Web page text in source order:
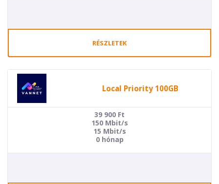
RÉSZLETEK
Local Priority 100GB
39 900 Ft
150 Mbit/s
15 Mbit/s
0 hónap